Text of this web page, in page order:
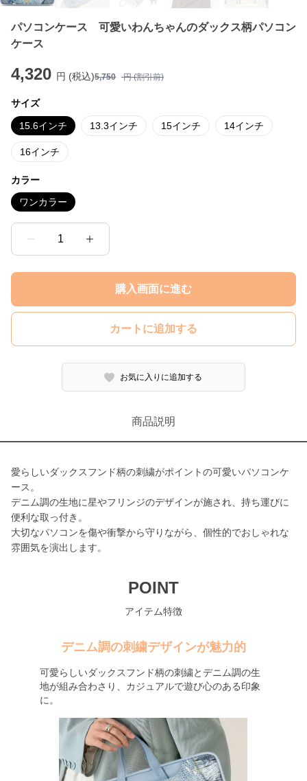
パソコンケース 可愛いわんちゃんのダックス柄パソコン
ケース
4,320 円 (税込)5,750 円 (割引前)
サイズ
15.6インチ 13.3インチ 15インチ 14インチ
16インチ
カラー
ワンカラー
1
購入画面に進む
カートに追加する
お気に入りに追加する
商品説明
愛らしいダックスフンド柄の刺繍がポイントの可愛いパソコンケ
ース。
デニム調の生地に星やフリンジのデザインが施され、持ち運びに
便利な取っ付き。
大切なパソコンを傷や衝撃から守りながら、個性的でおしゃれな
雰囲気を演出します。
POINT
アイテム特徴
デニム調の刺繍デザインが魅力的
可愛らしいダックスフンド柄の刺繍とデニム調の生
地が組み合わさり、カジュアルで遊び心のある印象
に。